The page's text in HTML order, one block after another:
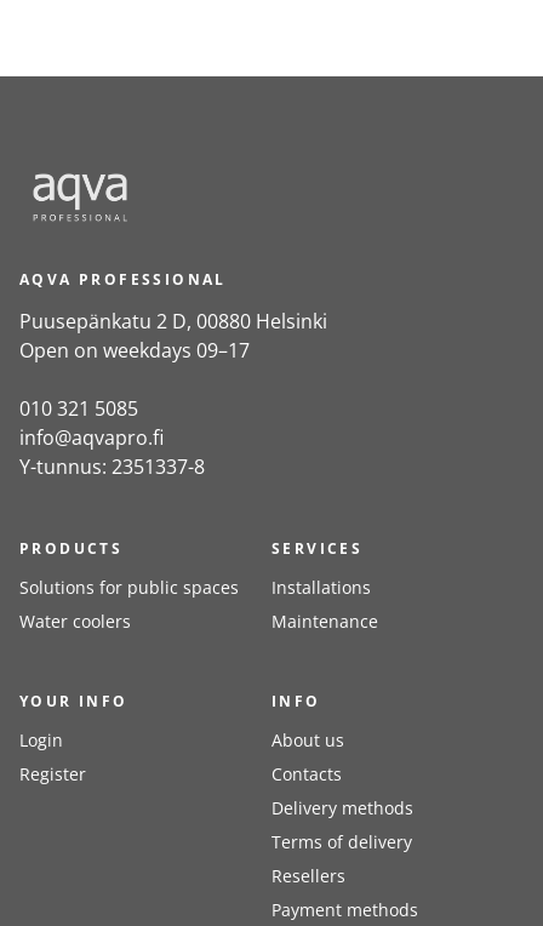
AQVA PROFESSIONAL
Puusepänkatu 2 D, 00880 Helsinki
Open on weekdays 09–17
010 321 5085
info@aqvapro.fi
Y-tunnus: 2351337-8
PRODUCTS
Solutions for public spaces
Water coolers
SERVICES
Installations
Maintenance
YOUR INFO
Login
Register
INFO
About us
Contacts
Delivery methods
Terms of delivery
Resellers
Payment methods